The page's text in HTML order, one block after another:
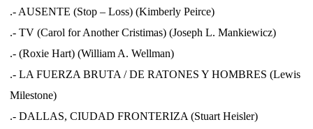
.- AUSENTE (Stop – Loss) (Kimberly Peirce)
.- TV (Carol for Another Cristimas) (Joseph L. Mankiewicz)
.- (Roxie Hart) (William A. Wellman)
.- LA FUERZA BRUTA / DE RATONES Y HOMBRES (Lewis
Milestone)
.- DALLAS, CIUDAD FRONTERIZA (Stuart Heisler)